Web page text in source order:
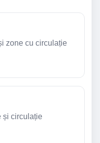
zone cu circulație
și circulație